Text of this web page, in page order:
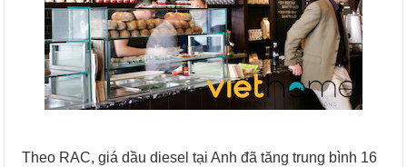
Theo RAC, giá dầu diesel tại Anh đã tăng trung bình 16